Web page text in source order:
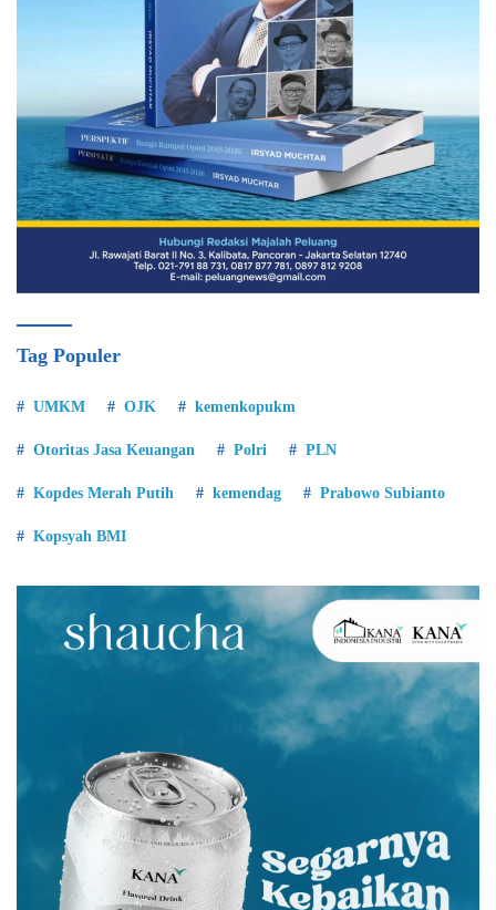
Tag Populer
UMKM OJK kemenkopukm
Otoritas Jasa Keuangan Polri PLN
Kopdes Merah Putih kemendag Prabowo Subianto
Kopsyah BMI